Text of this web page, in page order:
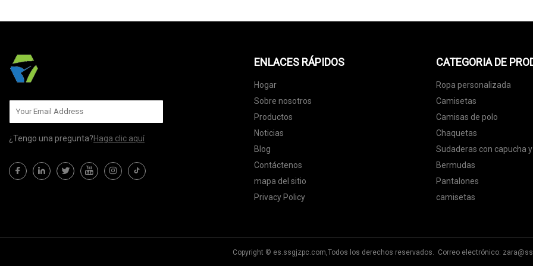
¿Tengo una pregunta?Haga clic aquí
ENLACES RÁPIDOS
Hogar
Sobre nosotros
Productos
Noticias
Blog
Contáctenos
mapa del sitio
Privacy Policy
CATEGORIA DE
Ropa personalizada
Camisetas
Camisas de polo
Chaquetas
Sudaderas con capucha
Bermudas
Pantalones
camisetas
Copyright © es.ssgjzpc.com,Todos los derechos reservados. Correo electrónico: